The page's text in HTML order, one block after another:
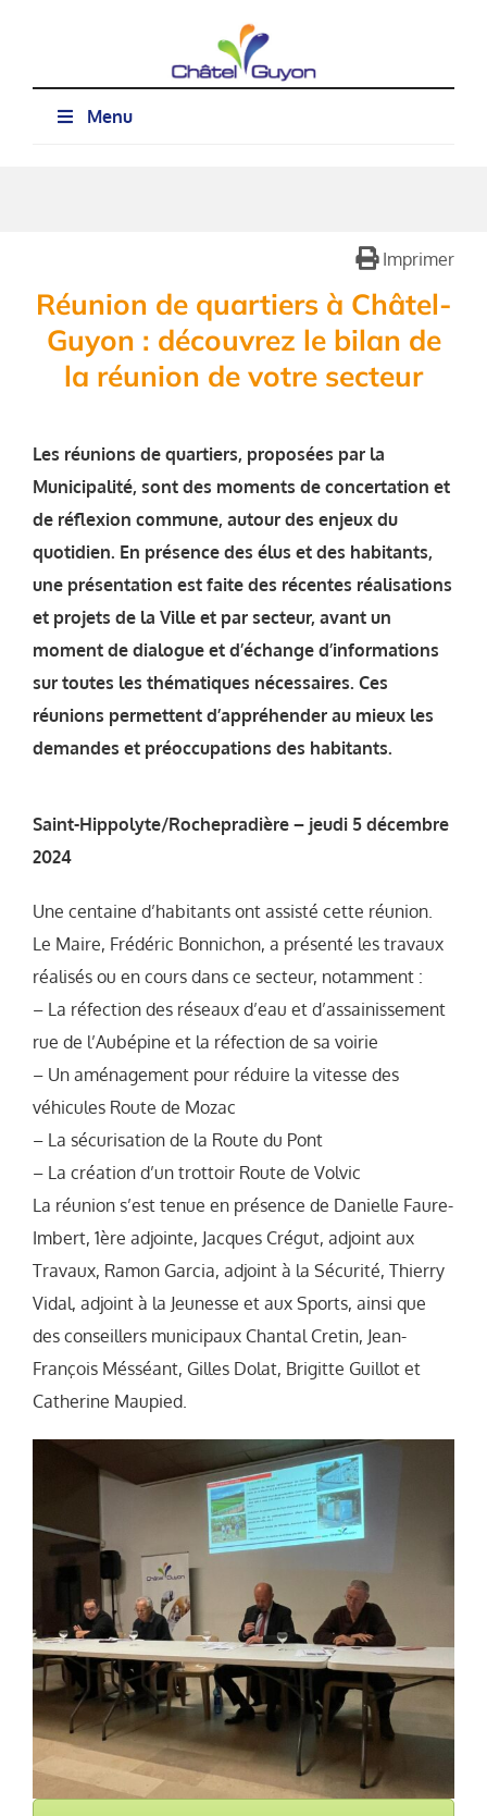
Menu
Imprimer
Réunion de quartiers à Châtel-
Guyon : découvrez le bilan de
la réunion de votre secteur
Les réunions de quartiers, proposées par la
Municipalité, sont des moments de concertation et
de réflexion commune, autour des enjeux du
quotidien. En présence des élus et des habitants,
une présentation est faite des récentes réalisations
et projets de la Ville et par secteur, avant un
moment de dialogue et d’échange d’informations
sur toutes les thématiques nécessaires. Ces
réunions permettent d’appréhender au mieux les
demandes et préoccupations des habitants.
Saint-Hippolyte/Rochepradière – jeudi 5 décembre
2024
Une centaine d’habitants ont assisté cette réunion.
Le Maire, Frédéric Bonnichon, a présenté les travaux
réalisés ou en cours dans ce secteur, notamment :
– La réfection des réseaux d’eau et d’assainissement
rue de l’Aubépine et la réfection de sa voirie
– Un aménagement pour réduire la vitesse des
véhicules Route de Mozac
– La sécurisation de la Route du Pont
– La création d’un trottoir Route de Volvic
La réunion s’est tenue en présence de Danielle Faure-
Imbert, 1ère adjointe, Jacques Crégut, adjoint aux
Travaux, Ramon Garcia, adjoint à la Sécurité, Thierry
Vidal, adjoint à la Jeunesse et aux Sports, ainsi que
des conseillers municipaux Chantal Cretin, Jean-
François Mésséant, Gilles Dolat, Brigitte Guillot et
Catherine Maupied.